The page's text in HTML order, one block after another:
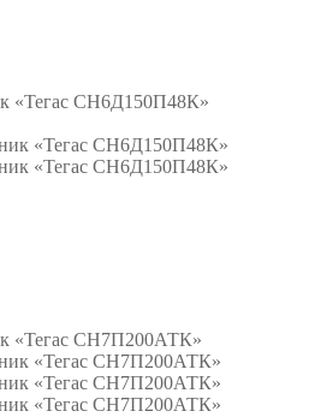
«Тегас СН6Д150П48К»
«Тегас СН7П200АТК»